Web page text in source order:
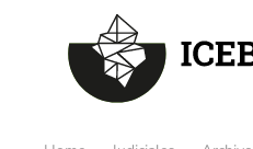
Skip to main content